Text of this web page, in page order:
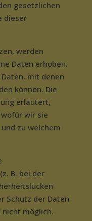
gesetzlichen
dieser
werden
Daten erhoben.
mit denen
können. Die
erläutert,
wir sie
zu welchem
B. bei der
Schutz der Daten
möglich.